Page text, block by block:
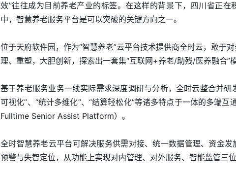
效”往往成为目前养老产业的标签。在这样的背景下，四川省正在
中，智慧养老服务平台是可以突破的关键方向之一。
位于天府软件园，作为“智慧养老”云平台技术提供商全时云，敢于
理、重塑，大胆创新，探索出一套集“互联网+养老/助残/医养融合”
基于养老服务业务一线实际需求深度调研与分析，全时云整合并研
可视化”、“统计多维化”、“结算轻松化”等诸多特点于一体的多端
Fulltime Senior Assist Platform）。
全时智慧养老云平台可解决服务供需对接、统一数据管理、资金
预警与失智定位，从功能上实现对内管理、对外服务、智能监管三位